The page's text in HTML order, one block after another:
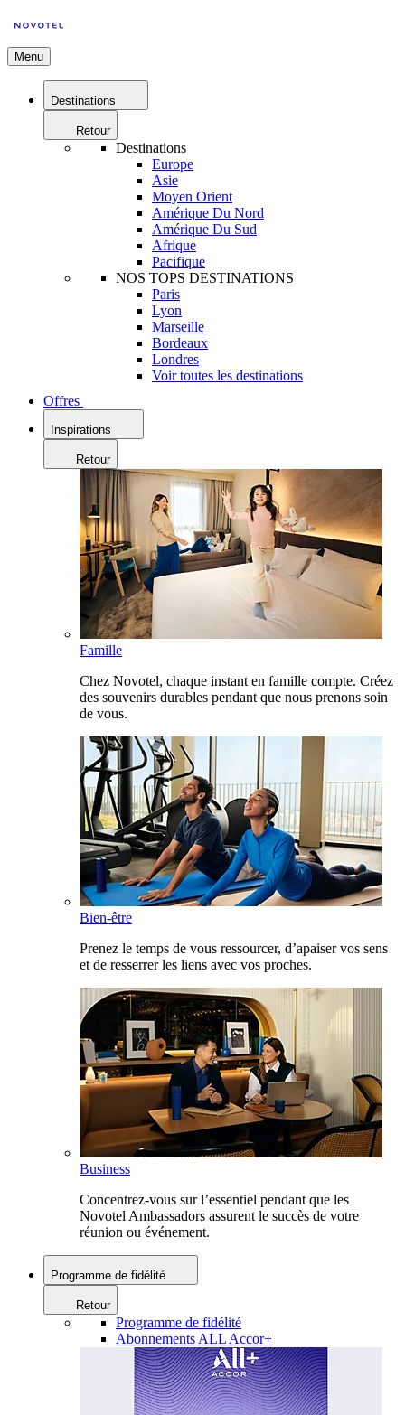
Menu
Destinations
Retour
Destinations
Europe
Asie
Moyen Orient
Amérique Du Nord
Amérique Du Sud
Afrique
Pacifique
NOS TOPS DESTINATIONS
Paris
Lyon
Marseille
Bordeaux
Londres
Voir toutes les destinations
Offres
Inspirations
Retour
Famille
Chez Novotel, chaque instant en famille compte. Créez
des souvenirs durables pendant que nous prenons soin
de vous.
Bien-être
Prenez le temps de vous ressourcer, d’apaiser vos sens
et de resserrer les liens avec vos proches.
Business
Concentrez-vous sur l’essentiel pendant que les
Novotel Ambassadors assurent le succès de votre
réunion ou événement.
Programme de fidélité
Retour
Programme de fidélité
Abonnements ALL Accor+